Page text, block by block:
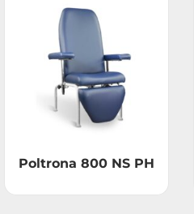
Poltrona 800 NS PH